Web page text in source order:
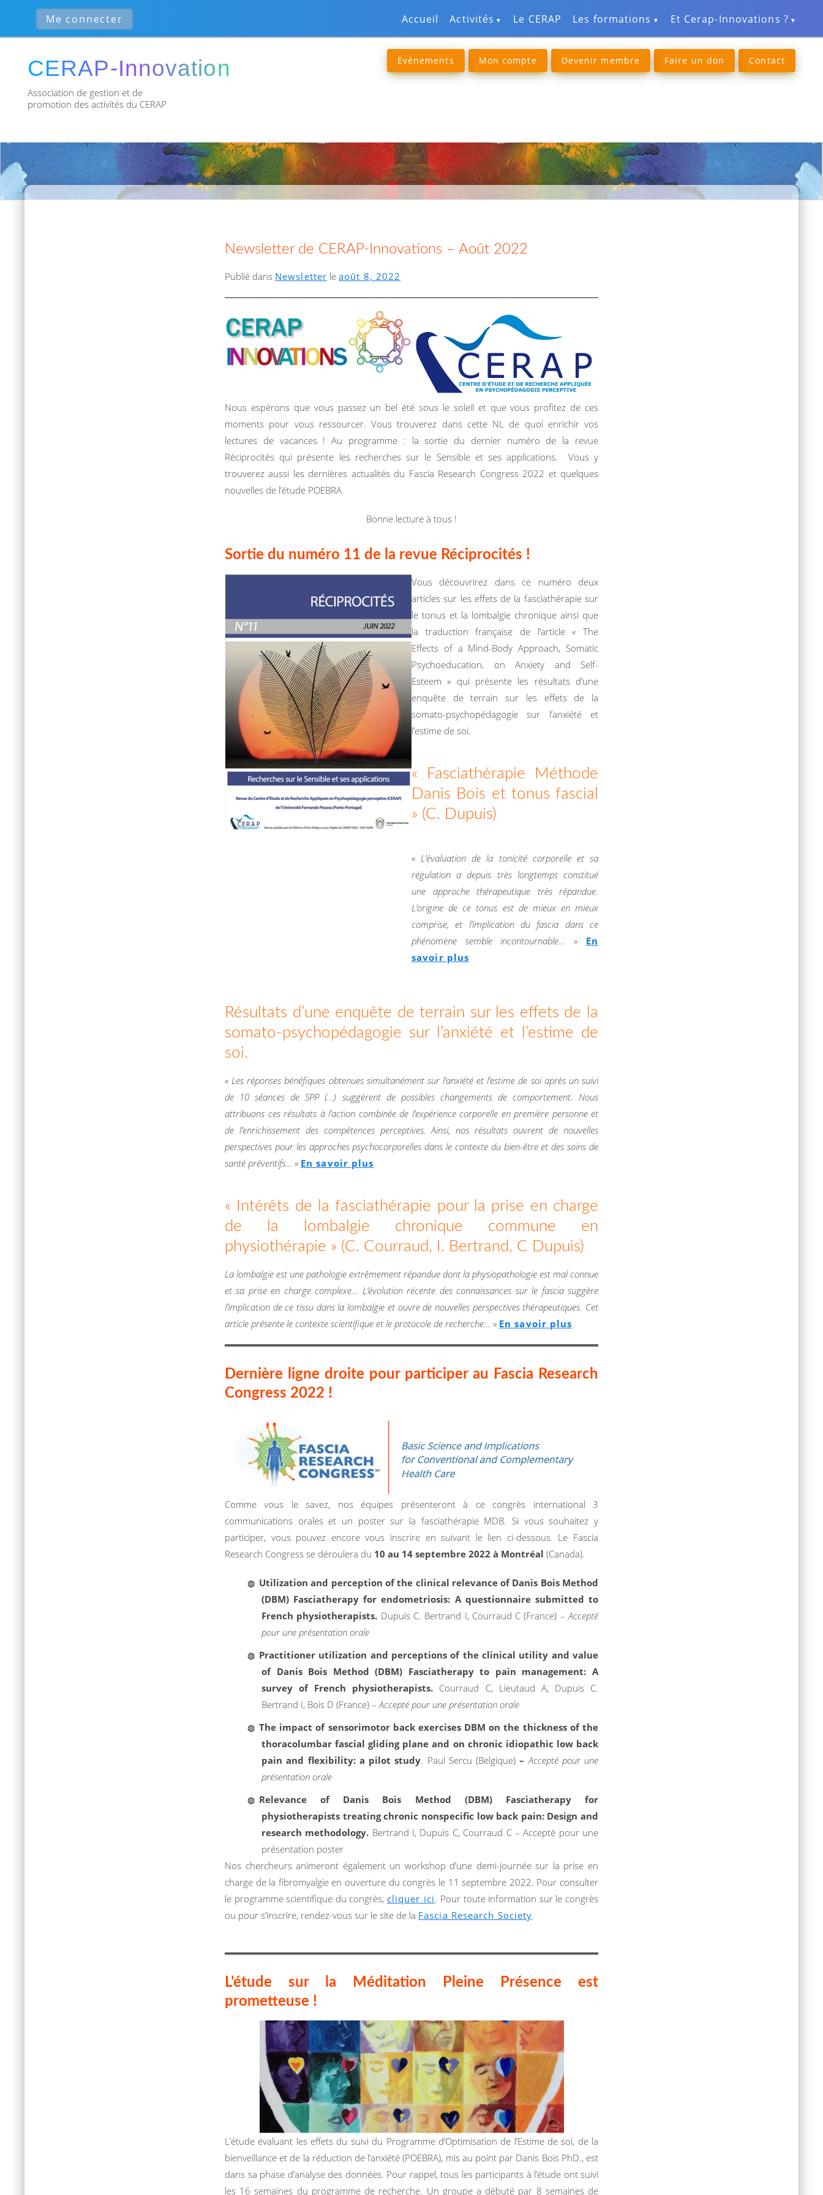
Accueil Activités Le CERAP Les formations Et Cerap-Innovations ?
Association de gestion et de
promotion des activités du CERAP
Contact
Faire un don
Devenir membre
Mon compte
Évènements
Newsletter de CERAP-Innovations – Août 2022
Publié dans Newsletter le août 8, 2022
Nous espérons que vous passez un bel été sous le soleil et que vous profitez de ces
moments pour vous ressourcer. Vous trouverez dans cette NL de quoi enrichir vos
lectures de vacances ! Au programme : la sortie du dernier numéro de la revue
Réciprocités qui présente les recherches sur le Sensible et ses applications. Vous y
trouverez aussi les dernières actualités du Fascia Research Congress 2022 et quelques
nouvelles de l’étude POEBRA.
Bonne lecture à tous !
Sortie du numéro 11 de la revue Réciprocités !
Vous découvrirez dans ce numéro deux
articles sur les effets de la fasciathérapie sur
le tonus et la lombalgie chronique ainsi que
la traduction française de l’article « The
Effects of a Mind-Body Approach, Somatic
Psychoeducation, on Anxiety and Self-
Esteem » qui présente les résultats d’une
enquête de terrain sur les effets de la
somato-psychopédagogie sur l’anxiété et
l’estime de soi.
« Fasciathérapie Méthode
Danis Bois et tonus fascial
» (C. Dupuis)
« L’évaluation de la tonicité corporelle et sa
régulation a depuis très longtemps constitué
une approche thérapeutique très répandue.
L’origine de ce tonus est de mieux en mieux
comprise, et l’implication du fascia dans ce
phénomène semble incontournable… » En
savoir plus
Résultats d’une enquête de terrain sur les effets de la
somato-psychopédagogie sur l’anxiété et l’estime de
soi.
« Les réponses bénéfiques obtenues simultanément sur l’anxiété et l’estime de soi après un suivi
de 10 séances de SPP (…) suggèrent de possibles changements de comportement. Nous
attribuons ces résultats à l’action combinée de l’expérience corporelle en première personne et
de l’enrichissement des compétences perceptives. Ainsi, nos résultats ouvrent de nouvelles
perspectives pour les approches psychocorporelles dans le contexte du bien-être et des soins de
santé préventifs… » En savoir plus
« Intérêts de la fasciathérapie pour la prise en charge
de la lombalgie chronique commune en
physiothérapie » (C. Courraud, I. Bertrand, C Dupuis)
La lombalgie est une pathologie extrêmement répandue dont la physiopathologie est mal connue
et sa prise en charge complexe… L’évolution récente des connaissances sur le fascia suggère
l’implication de ce tissu dans la lombalgie et ouvre de nouvelles perspectives thérapeutiques. Cet
article présente le contexte scientifique et le protocole de recherche… » En savoir plus
Dernière ligne droite pour participer au Fascia Research
Congress 2022 !
Comme vous le savez, nos équipes présenteront à ce congrès international 3
communications orales et un poster sur la fasciathérapie MDB. Si vous souhaitez y
participer, vous pouvez encore vous inscrire en suivant le lien ci-dessous. Le Fascia
Research Congress se déroulera du 10 au 14 septembre 2022 à Montréal (Canada).
Utilization and perception of the clinical relevance of Danis Bois Method
(DBM) Fasciatherapy for endometriosis: A questionnaire submitted to
French physiotherapists. Dupuis C. Bertrand I, Courraud C (France) –Accepté
pour une présentation orale
Practitioner utilization and perceptions of the clinical utility and value
of Danis Bois Method (DBM) Fasciatherapy to pain management: A
survey of French physiotherapists. Courraud C, Lieutaud A, Dupuis C.
Bertrand I, Bois D (France) – Accepté pour une présentation orale
The impact of sensorimotor back exercises DBM on the thickness of the
thoracolumbar fascial gliding plane and on chronic idiopathic low back
pain and flexibility: a pilot study. Paul Sercu (Belgique) – Accepté pour une
présentation orale
Relevance of Danis Bois Method (DBM) Fasciatherapy for
physiotherapists treating chronic nonspecific low back pain: Design and
research methodology. Bertrand I, Dupuis C, Courraud C – Accepté pour une
présentation poster
Nos chercheurs animeront également un workshop d’une demi-journée sur la prise en
charge de la fibromyalgie en ouverture du congrès le 11 septembre 2022. Pour consulter
le programme scientifique du congrès, cliquer ici . Pour toute information sur le congrès
ou pour s’inscrire, rendez-vous sur le site de la Fascia Research Society
L’étude sur la Méditation Pleine Présence est
prometteuse !
L’étude évaluant les effets du suivi du Programme d’Optimisation de l’Estime de soi, de la
bienveillance et de la réduction de l’anxiété (POEBRA), mis au point par Danis Bois PhD., est
dans sa phase d’analyse des données. Pour rappel, tous les participants à l’étude ont suivi
les 16 semaines du programme de recherche. Un groupe a débuté par 8 semaines de